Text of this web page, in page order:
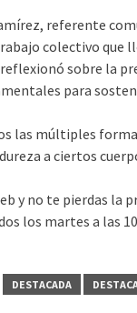
referente
colectivo que
sobre la
para
las múltiples
a ciertos
y no te pierdas la
los martes a las
DESTACADA